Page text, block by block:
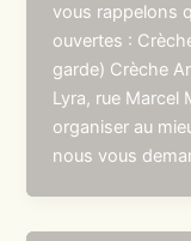
vous rappelons
ouvertes :
garde) Crèche
Lyra, rue Marcel
organiser au
nous vous